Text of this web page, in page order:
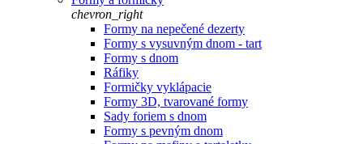
chevron_right
Formy na nepečené dezerty
Formy s vysuvným dnom - tart
Formy s dnom
Ráfiky
Formičky vyklápacie
Formy 3D, tvarované formy
Sady foriem s dnom
Formy s pevným dnom